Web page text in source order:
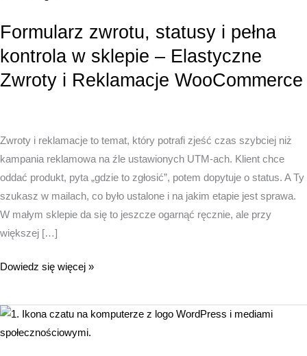
Formularz zwrotu, statusy i pełna
kontrola w sklepie – Elastyczne
Zwroty i Reklamacje WooCommerce
Zwroty i reklamacje to temat, który potrafi zjeść czas szybciej niż
kampania reklamowa na źle ustawionych UTM-ach. Klient chce
oddać produkt, pyta „gdzie to zgłosić”, potem dopytuje o status. A Ty
szukasz w mailach, co było ustalone i na jakim etapie jest sprawa.
W małym sklepie da się to jeszcze ogarnąć ręcznie, ale przy
większej […]
Formularz
statusy
pełna
Dowiedz się więcej »